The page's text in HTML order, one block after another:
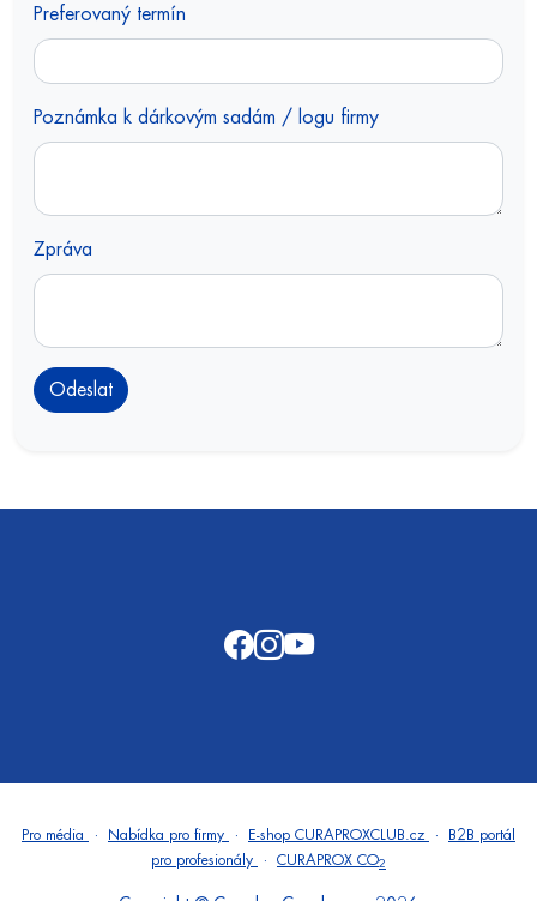
Preferovaný termín
Poznámka k dárkovým sadám / logu firmy
Zpráva
Pro média · Nabídka pro firmy · E-shop CURAPROXCLUB.cz ·
B2B portál
pro profesionály
· CURAPROX CO2